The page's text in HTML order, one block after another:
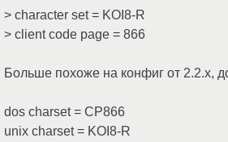
> character set = KOI8-R
> client code page = 866
Больше похоже на конфиг от 2.2.x,
dos charset = CP866
unix charset = KOI8-R